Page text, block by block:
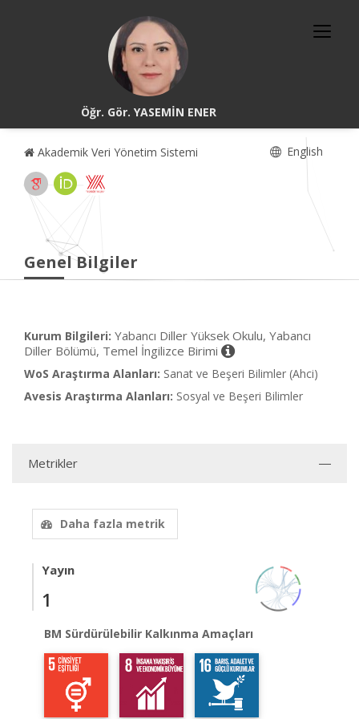
Öğr. Gör. YASEMİN ENER
Akademik Veri Yönetim Sistemi English
Genel Bilgiler
Kurum Bilgileri: Yabancı Diller Yüksek Okulu, Yabancı
Diller Bölümü, Temel İngilizce Birimi
WoS Araştırma Alanları: Sanat ve Beşeri Bilimler (Ahci)
Avesis Araştırma Alanları: Sosyal ve Beşeri Bilimler
Metrikler
Daha fazla metrik
Yayın
1
BM Sürdürülebilir Kalkınma Amaçları